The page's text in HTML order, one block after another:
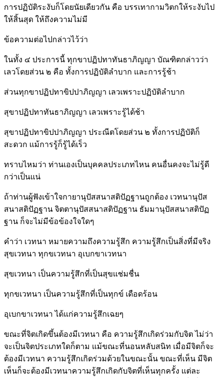
การปฏิบัติระงับก็โดยนัยเดียวกัน คือ บรรเทากามวิตกให้ระงับไป
ให้สิ้นสุด ให้ถึงความไม่มี
ข้อความต่อไปกล่าวไว้ว่า
ในทั้ง ๔ ประการนี้ ทุกขาปฏิปทาทันธาภิญญา บัณฑิตกล่าวว่า
เลวโดยส่วน ๒ คือ ทั้งการปฏิบัติลำบาก และการรู้ช้า
ส่วนทุกขาปฏิปทาขิปปาภิญญา เลวเพราะปฏิบัติลำบาก
สุขาปฏิปทาทันธาภิญญา เลวเพราะรู้ได้ช้า
สุขาปฏิปทาขิปปาภิญญา ประณีตโดยส่วน ๒ ทั้งการปฏิบัติก็
สะดวก แม้การรู้ก็รู้ได้เร็ว
ทราบไหมว่า ท่านเองเป็นบุคคลประเภทไหน คนอื่นคงจะไม่รู้ดี
กว่าเป็นแน่
ถ้าท่านผู้ฟังเข้าใจกายานุปัสสนาสติปัฏฐานถูกต้อง เวทนานุปัส
สนาสติปัฏฐาน จิตตานุปัสสนาสติปัฏฐาน ธัมมานุปัสสนาสติปัฏ
ฐาน ก็จะไม่มีข้อข้องใจใดๆ
คำว่า เวทนา หมายความถึงความรู้สึก ความรู้สึกเป็นสิ่งที่มีจริง
สุขเวทนา ทุกขเวทนา อุเบกขาเวทนา
สุขเวทนา เป็นความรู้สึกที่เป็นสุขแช่มชื่น
ทุกขเวทนา เป็นความรู้สึกที่เป็นทุกข์ เดือดร้อน
อุเบกขาเวทนา ได้แก่ความรู้สึกเฉยๆ
ขณะที่จิตเกิดขึ้นต้องมีเวทนา คือ ความรู้สึกเกิดร่วมกับจิต ไม่ว่า
จะเป็นจิตประเภทใดก็ตาม แม้ขณะที่นอนหลับสนิท เมื่อมีจิตก็จะ
ต้องมีเวทนา ความรู้สึกเกิดร่วมด้วยในขณะนั้น ขณะที่เห็น มีจิต
เห็นก็จะต้องมีเวทนาความรู้สึกเกิดกับจิตที่เห็นทุกครั้ง แต่ละ